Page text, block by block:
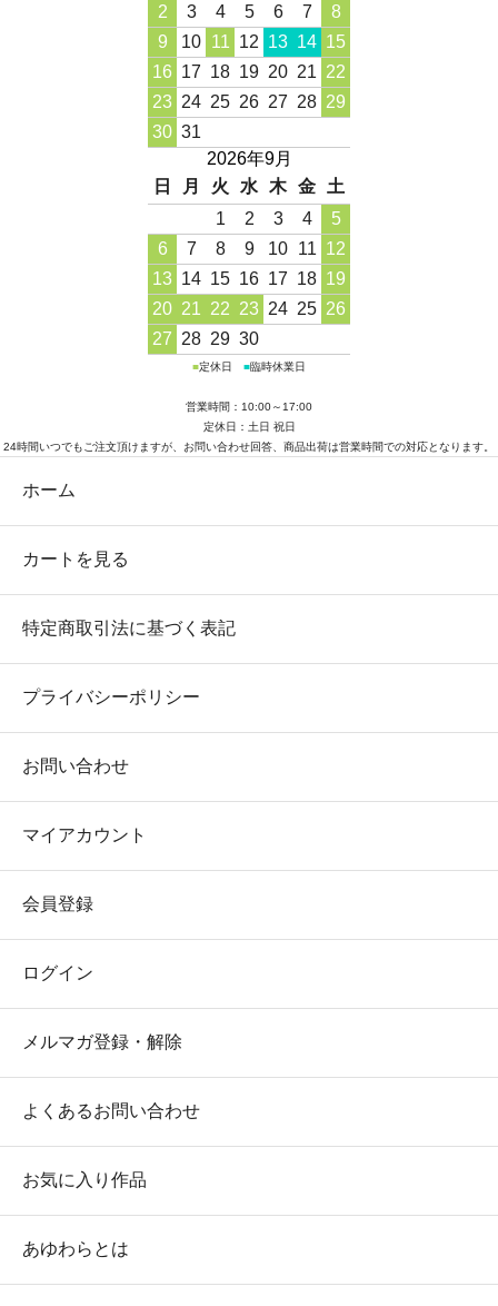
2
3 4 5 6 7
8
9
10 11 12 13 14 15
16 17 18 19 20 21 22
23 24 25 26 27 28 29
30 31
2026年9月
日
月 火 水 木 金
土
1
2 3 4
5
6
7 8 9 10 11 12
13 14 15 16 17 18 19
20 21 22 23 24 25 26
27 28 29 30
■定休日 ■臨時休業日
営業時間：10:00～17:00
定休日：土日 祝日
24時間いつでもご注文頂けますが、お問い合わせ回答、商品出荷は営業時間での対応となります。
ホーム
カートを見る
特定商取引法に基づく表記
プライバシーポリシー
お問い合わせ
マイアカウント
会員登録
ログイン
メルマガ登録・解除
よくあるお問い合わせ
お気に入り作品
あゆわらとは